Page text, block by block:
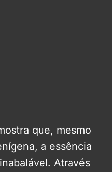
que, mesmo
a essência
Através